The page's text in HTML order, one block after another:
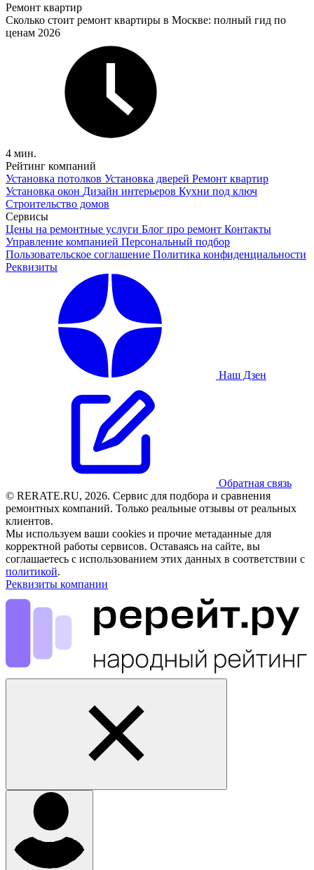
Ремонт квартир
Сколько стоит ремонт квартиры в Москве: полный гид по
ценам 2026
4 мин.
Рейтинг компаний
Установка потолков Установка дверей Ремонт квартир
Установка окон Дизайн интерьеров Кухни под ключ
Строительство домов
Сервисы
Цены на ремонтные услуги Блог про ремонт Контакты
Управление компанией Персональный подбор
Пользовательское соглашение Политика конфиденциальности
Реквизиты
Наш Дзен
Обратная связь
© RERATE.RU, 2026. Сервис для подбора и сравнения
ремонтных компаний. Только реальные отзывы от реальных
клиентов.
Мы используем ваши cookies и прочие метаданные для
корректной работы сервисов. Оставаясь на сайте, вы
соглашаетесь с использованием этих данных в соответствии с
политикой.
Реквизиты компании